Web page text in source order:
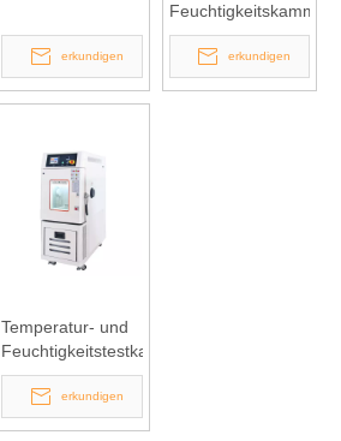
erkundigen
Feuchtigkeitskammer
vom Tischmodell
erkundigen
Temperatur- und
Feuchtigkeitstestkammer
erkundigen